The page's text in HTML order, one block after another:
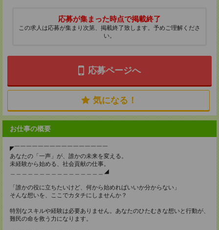
応募が集まった時点で掲載終了
この求人は応募が集まり次第、掲載終了致します。予めご理解くださ
い。
応募ページへ
気になる！
お仕事の概要
◤￣￣￣￣￣￣￣￣￣￣￣￣￣￣￣￣
あなたの「一声」が、誰かの未来を変える。
未経験から始める、社会貢献の仕事。
＿＿＿＿＿＿＿＿＿＿＿＿＿＿＿＿◢
「誰かの役に立ちたいけど、何から始めればいいか分からない」
そんな想いを、ここでカタチにしませんか？
特別なスキルや経験は必要ありません。あなたのひたむきな想いと行動が、
難民の命を救う力になります。